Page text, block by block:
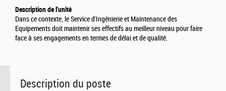
Description du poste
Description de l'unité
Dans ce contexte, le Service d'Ingénierie et Maintenance des
Equipements doit maintenir ses effectifs au meilleur niveau pour faire
face à ses engagements en termes de délai et de qualité.